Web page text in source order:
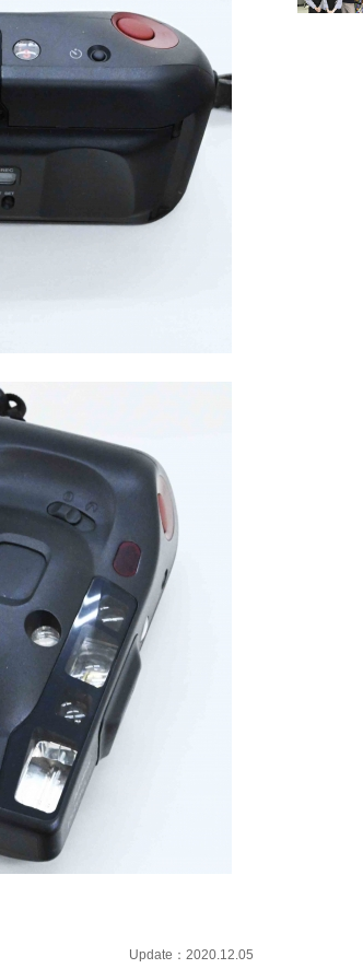
Update：2020.12.05